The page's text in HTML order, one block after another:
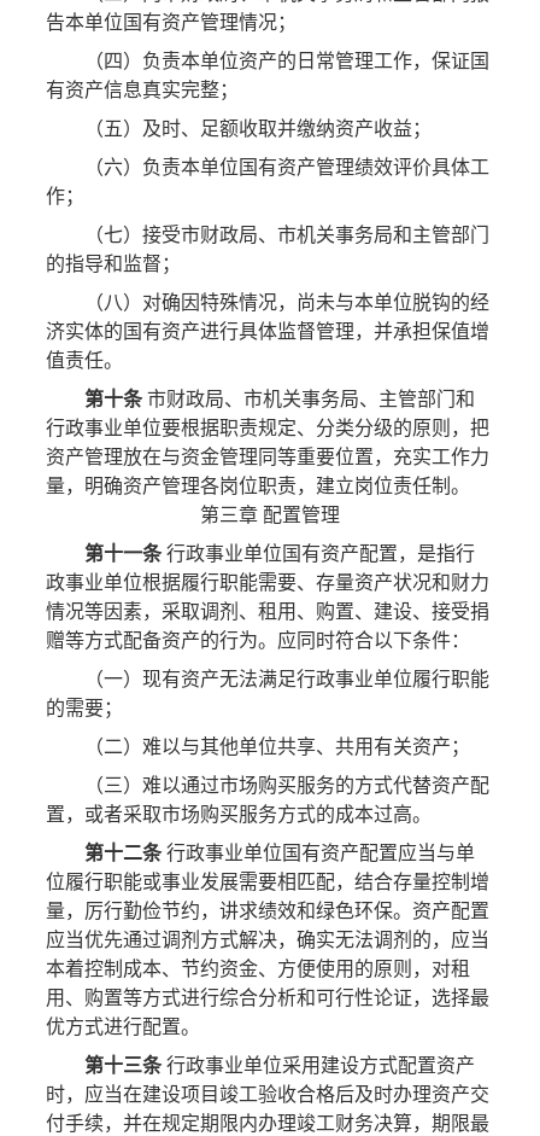
告本单位国有资产管理情况；
（四）负责本单位资产的日常管理工作，保证国
有资产信息真实完整；
（五）及时、足额收取并缴纳资产收益；
（六）负责本单位国有资产管理绩效评价具体工
作；
（七）接受市财政局、市机关事务局和主管部门
的指导和监督；
（八）对确因特殊情况，尚未与本单位脱钩的经
济实体的国有资产进行具体监督管理，并承担保值增
值责任。
第十条市财政局、市机关事务局、主管部门和
行政事业单位要根据职责规定、分类分级的原则，把
资产管理放在与资金管理同等重要位置，充实工作力
量，明确资产管理各岗位职责，建立岗位责任制。
第三章 配置管理
第十一条行政事业单位国有资产配置，是指行
政事业单位根据履行职能需要、存量资产状况和财力
情况等因素，采取调剂、租用、购置、建设、接受捐
赠等方式配备资产的行为。应同时符合以下条件：
（一）现有资产无法满足行政事业单位履行职能
的需要；
（二）难以与其他单位共享、共用有关资产；
（三）难以通过市场购买服务的方式代替资产配
置，或者采取市场购买服务方式的成本过高。
第十二条行政事业单位国有资产配置应当与单
位履行职能或事业发展需要相匹配，结合存量控制增
量，厉行勤俭节约，讲求绩效和绿色环保。资产配置
应当优先通过调剂方式解决，确实无法调剂的，应当
本着控制成本、节约资金、方便使用的原则，对租
用、购置等方式进行综合分析和可行性论证，选择最
优方式进行配置。
第十三条行政事业单位采用建设方式配置资产
时，应当在建设项目竣工验收合格后及时办理资产交
付手续，并在规定期限内办理竣工财务决算，期限最